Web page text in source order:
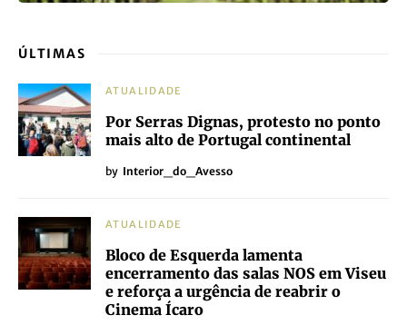
ÚLTIMAS
ATUALIDADE
Por Serras Dignas, protesto no ponto
mais alto de Portugal continental
by Interior_do_Avesso
ATUALIDADE
Bloco de Esquerda lamenta
encerramento das salas NOS em Viseu
e reforça a urgência de reabrir o
Cinema Ícaro